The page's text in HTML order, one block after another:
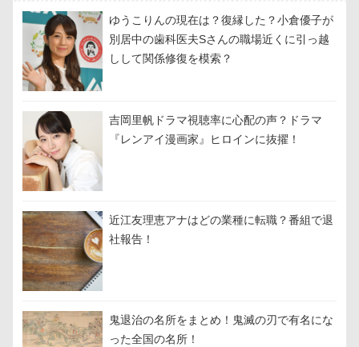
ゆうこりんの現在は？復縁した？小倉優子が
別居中の歯科医夫Sさんの職場近くに引っ越
しして関係修復を模索？
吉岡里帆ドラマ視聴率に心配の声？ドラマ
『レンアイ漫画家』ヒロインに抜擢！
近江友理恵アナはどの業種に転職？番組で退
社報告！
鬼退治の名所をまとめ！鬼滅の刃で有名にな
った全国の名所！